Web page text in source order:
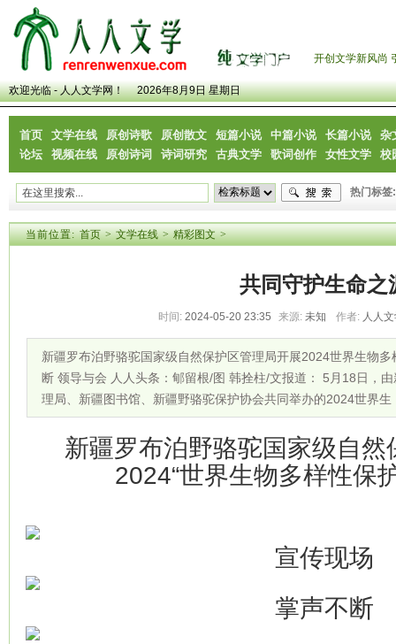
开创文学新风尚
欢迎光临 - 人人文学网！ 2026年8月9日 星期日
首页 文学在线 原创诗歌 原创散文 短篇小说 中篇小说 长篇小说
杂
论坛
视频在线 原创诗词 诗词研究 古典文学 歌词创作 女性文学 校
热门标签:
当前位置: 首页>文学在线>精彩图文>
共同守护生命之
时间: 2024-05-20 23:35 来源: 未知 作者: 人人
新疆罗布泊野骆驼国家级自然保护区管理局开展2024世界生物
断 领导与会 人人头条：郇留根/图 韩拴柱/文报道： 5月18日，
理局、新疆图书馆、新疆野骆驼保护协会共同举办的2024世界生
新疆罗布泊野骆驼国家级自
2024“世界生物多样性保
宣传现场
掌声不断